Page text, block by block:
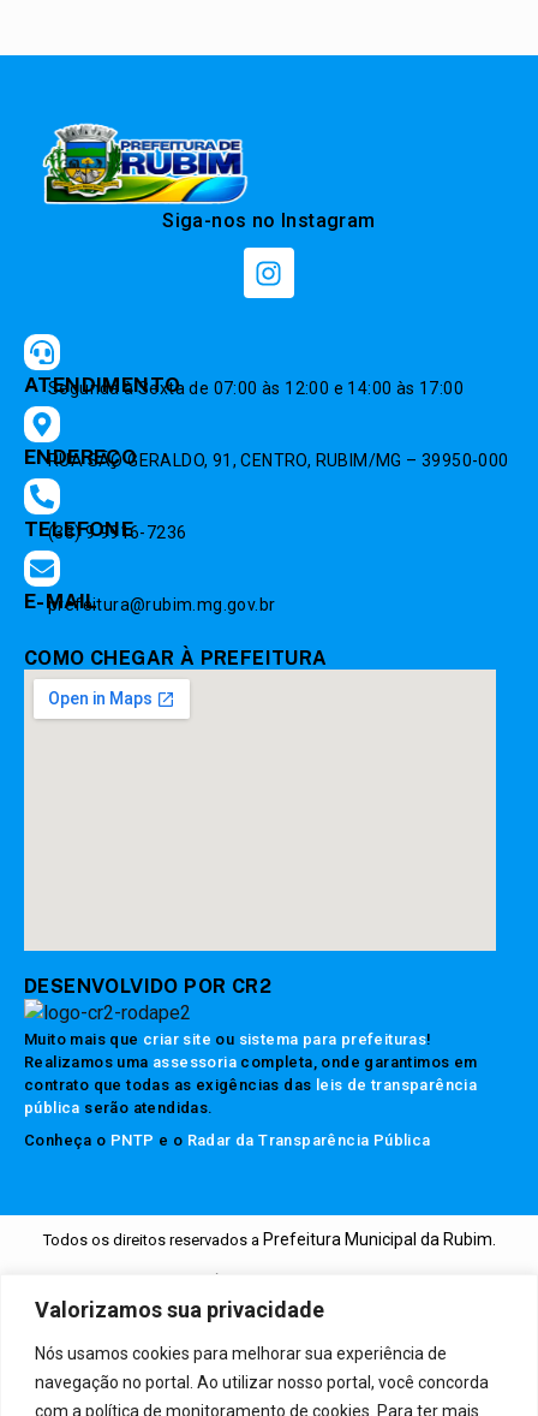
Valorizamos sua privacidade
Nós usamos cookies para melhorar sua experiência de
navegação no portal. Ao utilizar nosso portal, você concorda
com a política de monitoramento de cookies. Para ter mais
Siga-nos no Instagram
ATENDIMENTO
Segunda à Sexta de 07:00 às 12:00 e 14:00 às 17:00
ENDEREÇO
RUA SÃO GERALDO, 91, CENTRO, RUBIM/MG – 39950-000
TELEFONE
(33) 9 9916-7236
E-MAIL
prefeitura@rubim.mg.gov.br
COMO CHEGAR À PREFEITURA
DESENVOLVIDO POR CR2
Muito mais que criar site ou sistema para prefeituras!
Realizamos uma assessoria completa, onde garantimos em
contrato que todas as exigências das leis de transparência
pública serão atendidas.
Conheça o PNTP e o Radar da Transparência Pública
Todos os direitos reservados a Prefeitura Municipal da Rubim.